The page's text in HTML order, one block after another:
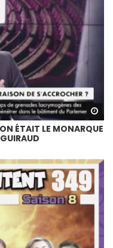
ÉTAIT LE MONARQUE